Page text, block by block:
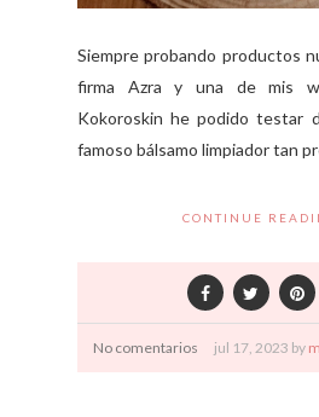
Siempre probando productos
firma Azra y una de mis
Kokoroskin he podido testar
famoso bálsamo limpiador tan
CONTINUE
No comentarios jul 17, 2023 by